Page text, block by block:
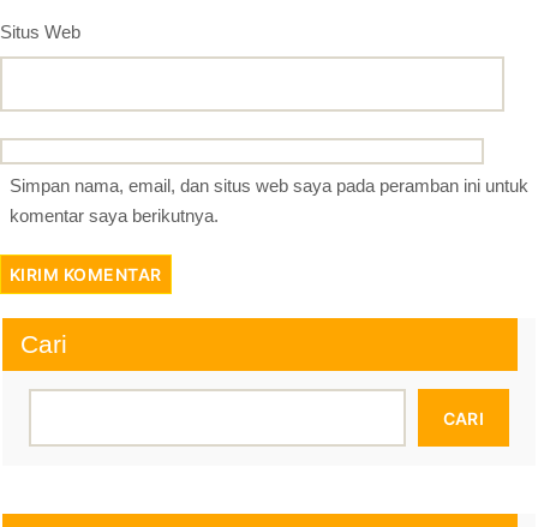
Situs Web
Simpan nama, email, dan situs web saya pada peramban ini untuk
komentar saya berikutnya.
Cari
CARI